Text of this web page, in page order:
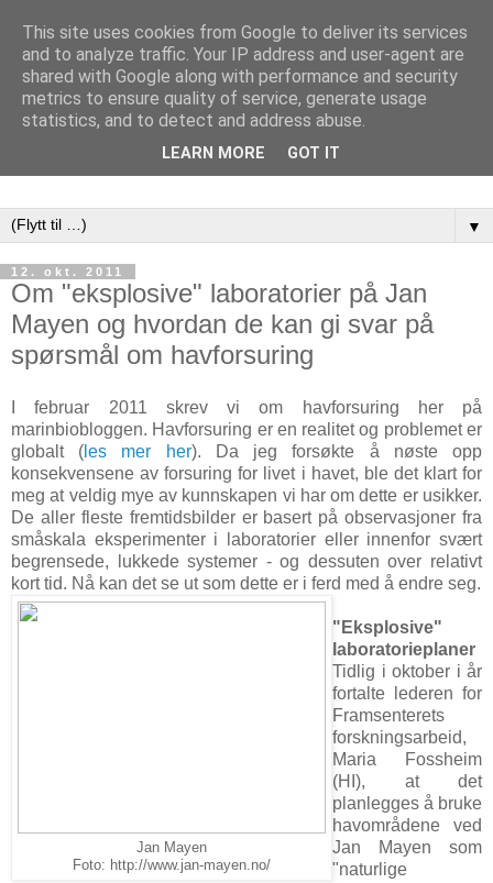
▼
12. okt. 2011
Om "eksplosive" laboratorier på Jan
Mayen og hvordan de kan gi svar på
spørsmål om havforsuring
I februar 2011 skrev vi om havforsuring her på
marinbiobloggen. Havforsuring er en realitet og problemet er
globalt ( les mer her). Da jeg forsøkte å nøste opp
konsekvensene av forsuring for livet i havet, ble det klart for
meg at veldig mye av kunnskapen vi har om dette er usikker.
De aller fleste fremtidsbilder er basert på observasjoner fra
småskala eksperimenter i laboratorier eller innenfor svært
begrensede, lukkede systemer - og dessuten over relativt
kort tid. Nå kan det se ut som dette er i ferd med å endre seg.
Jan Mayen
Foto: http://www.jan-mayen.no/
"Eksplosive"
laboratorieplaner
Tidlig i oktober i år
fortalte lederen for
Framsenterets
forskningsarbeid,
Maria Fossheim
(HI), at det
planlegges å bruke
havområdene ved
Jan Mayen som
"naturlige
This site uses cookies from Google to deliver its services
and to analyze traffic. Your IP address and user-agent are
shared with Google along with performance and security
metrics to ensure quality of service, generate usage
statistics, and to detect and address abuse.
LEARN MORE GOT IT